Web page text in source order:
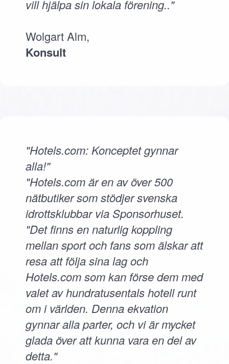
vill hjälpa sin lokala förening.."
Wolgart Alm,
Konsult
"Hotels.com: Konceptet gynnar
alla!"
"Hotels.com är en av över 500
nätbutiker som stödjer svenska
idrottsklubbar via Sponsorhuset.
"Det finns en naturlig koppling
mellan sport och fans som älskar att
resa att följa sina lag och
Hotels.com som kan förse dem med
valet av hundratusentals hotell runt
om i världen. Denna ekvation
gynnar alla parter, och vi är mycket
glada över att kunna vara en del av
detta."